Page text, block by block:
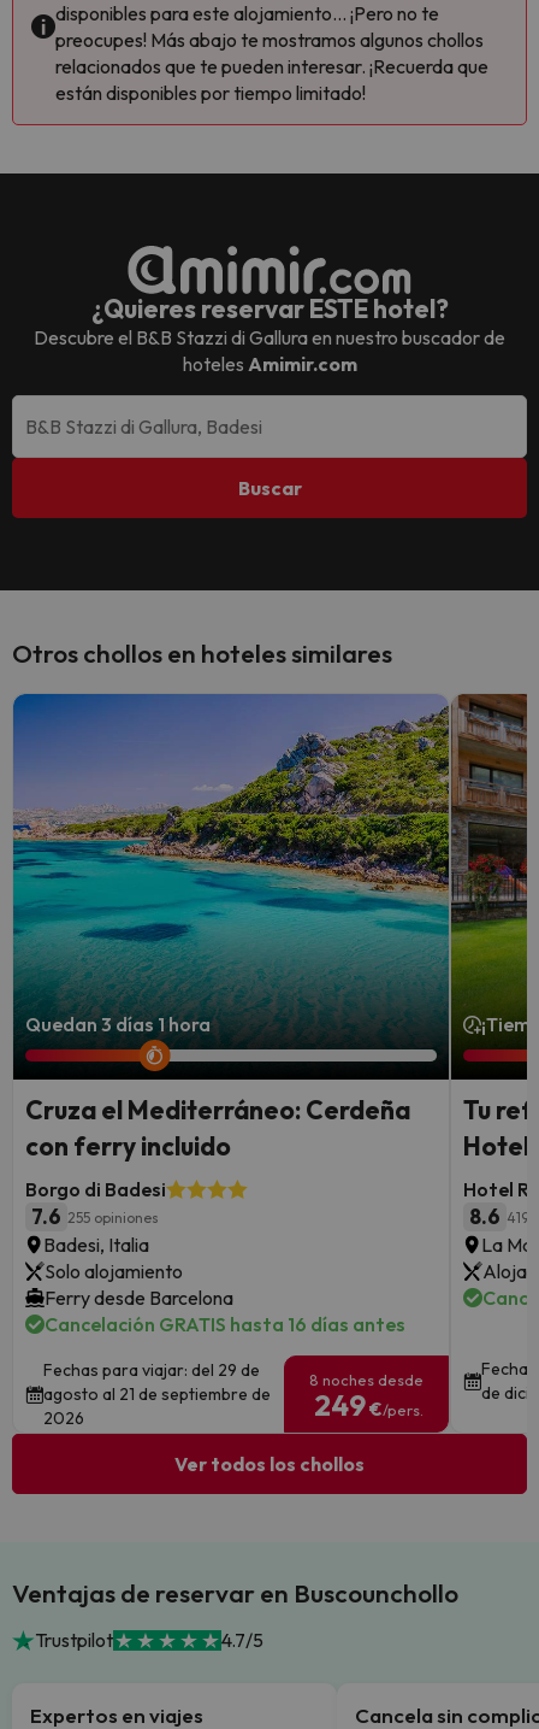
disponibles para este alojamiento... ¡Pero no te
preocupes! Más abajo te mostramos algunos chollos
relacionados que te pueden interesar. ¡Recuerda que
están disponibles por tiempo limitado!
¿Quieres reservar ESTE hotel?
Descubre el B&B Stazzi di Galluraen nuestro buscador de
hoteles Amimir.com
Buscar
Otros chollos en hoteles similares
Quedan 3 días 1 hora
Cruza el Mediterráneo: Cerdeña
con ferry incluido
Borgo di Badesi
7.6 255 opiniones
Badesi, Italia
Solo alojamiento
Ferry desde Barcelona
Cancelación GRATIS hasta 16 días antes
Fechas para viajar: del 29 de
agosto al 21 de septiembre de
2026
8 noches desde
249€/pers.
Tu
Hotel
Hotel
8.6 419
La
de
Ver todos los chollos
Ventajas de reservar en Buscounchollo
Trustpilot 4.7/5
Expertos en viajes Cancela sin